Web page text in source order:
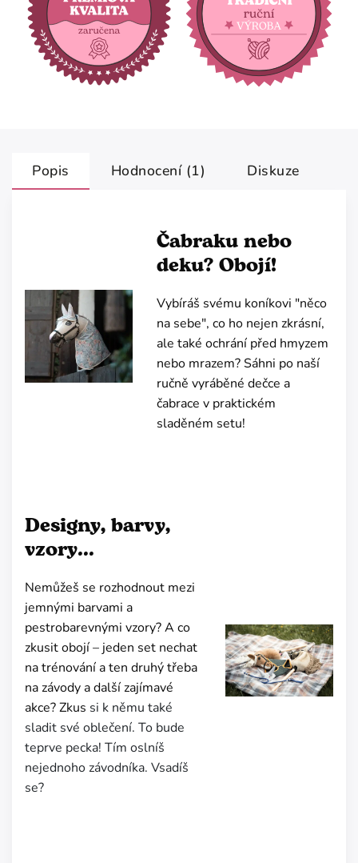
Popis Hodnocení (1) Diskuze
Čabraku nebo
deku? Obojí!
Vybíráš svému koníkovi "něco
na sebe", co ho nejen zkrásní,
ale také ochrání před hmyzem
nebo mrazem? Sáhni po naší
ručně vyráběné dečce a
čabrace v praktickém
sladěném setu!
Designy, barvy,
vzory...
Nemůžeš se rozhodnout mezi
jemnými barvami a
pestrobarevnými vzory? A co
zkusit obojí – jeden set nechat
na trénování a ten druhý třeba
na závody a další zajímavé
akce? Zkus si k němu také
sladit své oblečení. To bude
teprve pecka! Tím oslníš
nejednoho závodníka. Vsadíš
se?